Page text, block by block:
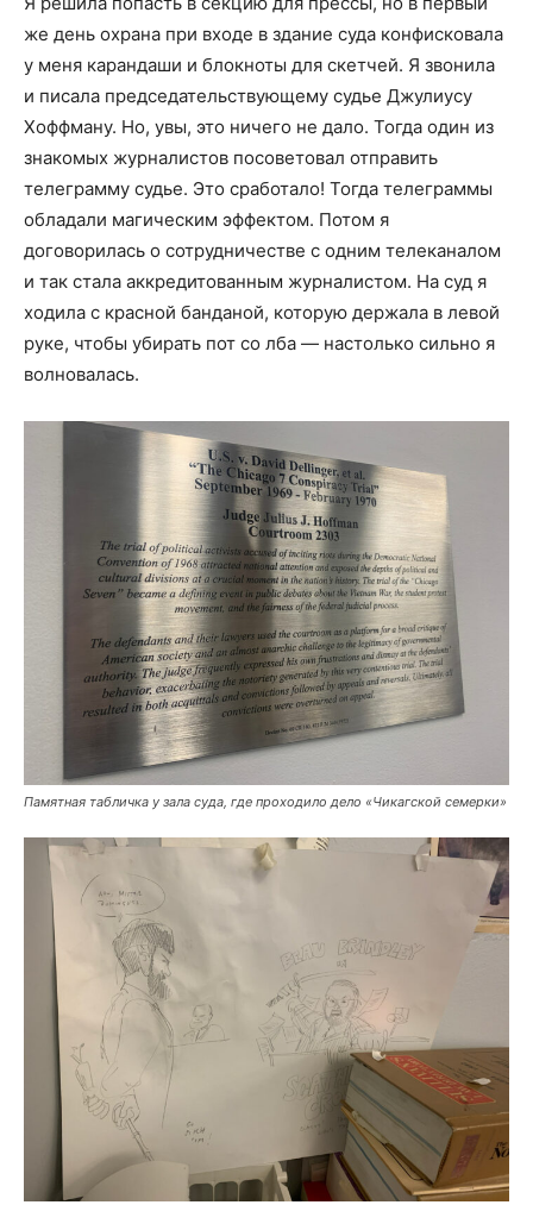
же день охрана при входе в здание суда конфисковала
у меня карандаши и блокноты для скетчей. Я звонила
и писала председательствующему судье Джулиусу
Хоффману. Но, увы, это ничего не дало. Тогда один из
знакомых журналистов посоветовал отправить
телеграмму судье. Это сработало! Тогда телеграммы
обладали магическим эффектом. Потом я
договорилась о сотрудничестве с одним телеканалом
и так стала аккредитованным журналистом. На суд я
ходила с красной банданой, которую держала в левой
руке, чтобы убирать пот со лба — настолько сильно я
волновалась.
Памятная табличка у зала суда, где проходило дело «Чикагской семерки»